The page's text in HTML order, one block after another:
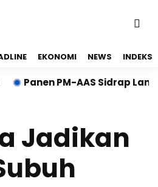
EKONOMI NEWS INDEKS
PM-AAS Sidrap Lampaui
Jadikan